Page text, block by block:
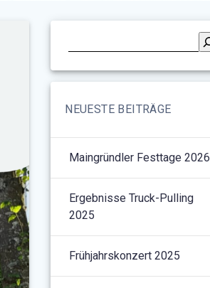
NEUESTE BEITRÄGE
Maingründler Festtage 2026
Ergebnisse Truck-Pulling
2025
Frühjahrskonzert 2025